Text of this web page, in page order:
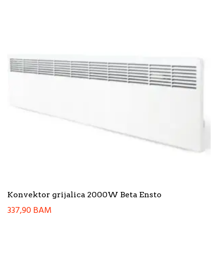
Konvektor grijalica 2000W Beta Ensto
337,90BAM